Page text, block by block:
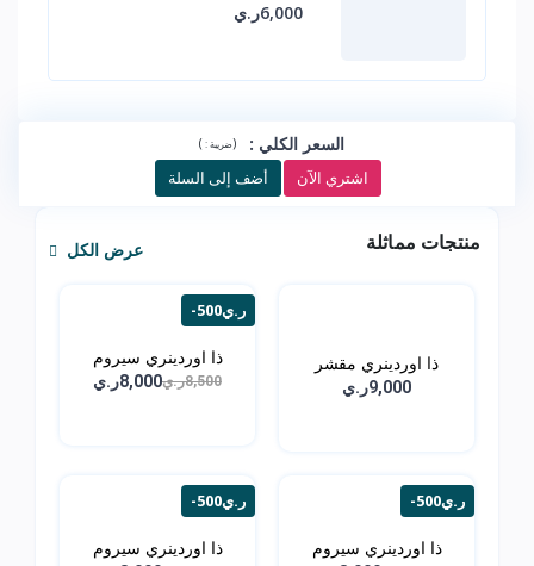
6,000ر.ي
السعر الكلي :
(ضريبة :)
اشتري الآن أضف إلى السلة
منتجات مماثلة عرض الكل
ذا اوردينري مقشر
الاحما...
9,000ر.ي
-500ر.ي
ذا اوردينري سيروم
الهال... 8,500ر.ي 8,000ر.ي
-500ر.ي
ذا اوردينري سيروم
-500ر.ي
ذا اوردينري سيروم